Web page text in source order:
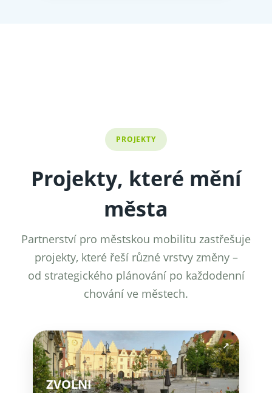
PROJEKTY
Projekty, které mění
města
Partnerství pro městskou mobilitu zastřešuje
projekty, které řeší různé vrstvy změny –
od strategického plánování po každodenní
chování ve městech.
↗
ZVOLNI